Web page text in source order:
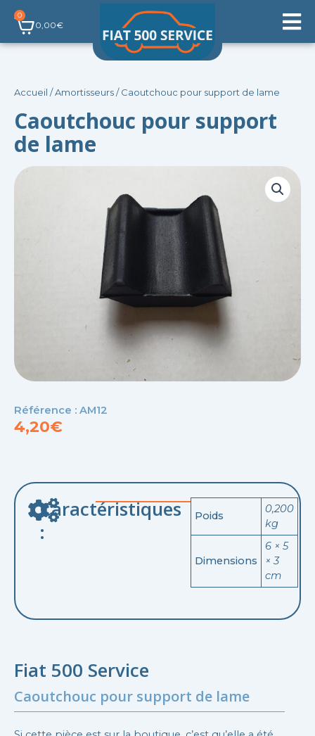
Aller
contenu
0,00€
0
Panier
Accueil /Amortisseurs/ Caoutchouc pour support de lame
Caoutchouc pour support
de lame
Référence : AM12
4,20€
Caractéristiques
:
Poids
0,200
kg
Dimensions
6 × 5
× 3
cm
Fiat 500 Service
Caoutchouc pour support de lame